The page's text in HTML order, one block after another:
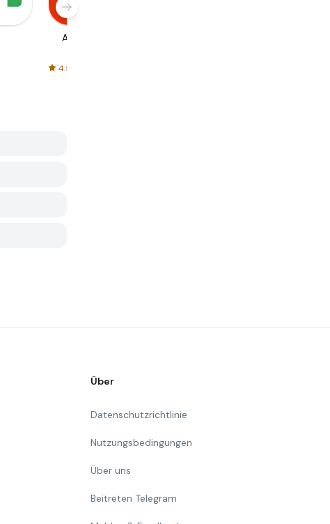
AliExpress
4.5
Über
Datenschutzrichtlinie
Nutzungsbedingungen
Über uns
Beitreten Telegram